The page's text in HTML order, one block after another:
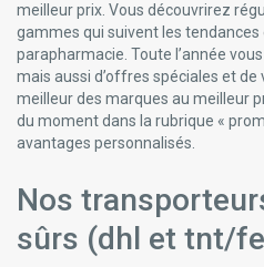
meilleur prix. Vous découvrirez
gammes qui suivent les
parapharmacie. Toute l’année
mais aussi d’offres spéciales et
meilleur des marques au meilleur
du moment dans la rubrique «
avantages personnalisés.
Nos
sûrs (dhl et tnt/